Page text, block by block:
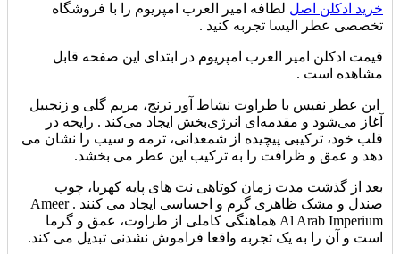
خرید ادکلن اصل لطافه امیر العرب امپریوم را با فروشگاه
تخصصی عطر الیسا تجربه کنید .
قیمت ادکلن امیر العرب امپریوم در ابتدای این صفحه قابل
مشاهده است .
این عطر نفیس با طراوت نشاط‌ آور ترنج، مریم گلی و زنجبیل
آغاز می‌شود و مقدمه‌ای انرژی‌بخش ایجاد می‌کند . رایحه در
قلب خود، ترکیبی پیچیده از شمعدانی، ترمه و سیب را نشان می
دهد و عمق و ظرافت را به ترکیب این عطر می بخشد.
بعد از گذشت مدت زمان کوتاهی نت های پایه کهربا، چوب
صندل و مشک ظاهری گرم و احساسی ایجاد می کنند . Ameer
Al Arab Imperium هماهنگی کاملی از طراوت، عمق و گرما
است و آن را به یک تجربه واقعا فراموش نشدنی تبدیل می کند.